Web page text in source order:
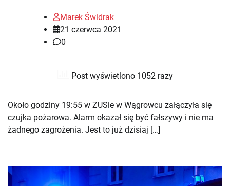
Marek Świdrak
21 czerwca 2021
0
Post wyświetlono 1052 razy
Około godziny 19:55 w ZUSie w Wągrowcu załączyła się
czujka pożarowa. Alarm okazał się być fałszywy i nie ma
żadnego zagrożenia. Jest to już dzisiaj […]